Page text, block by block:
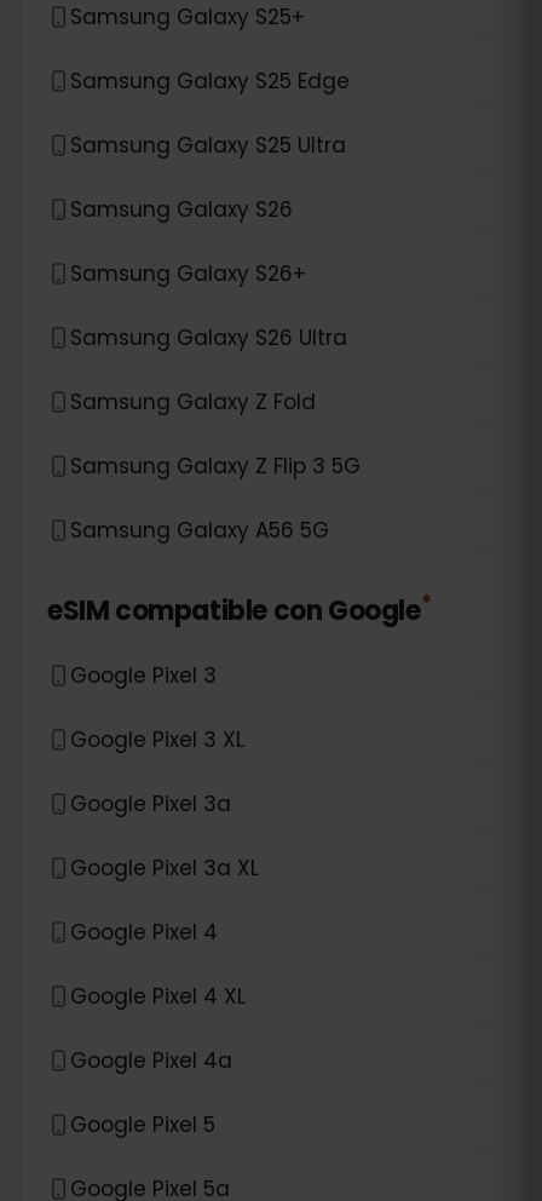
Samsung Galaxy S25+
Samsung Galaxy S25 Edge
Samsung Galaxy S25 Ultra
Samsung Galaxy S26
Samsung Galaxy S26+
Samsung Galaxy S26 Ultra
Samsung Galaxy Z Fold
Samsung Galaxy Z Flip 3 5G
Samsung Galaxy A56 5G
eSIM compatible conGoogle*
Google Pixel 3
Google Pixel 3 XL
Google Pixel 3a
Google Pixel 3a XL
Google Pixel 4
Google Pixel 4 XL
Google Pixel 4a
Google Pixel 5
Google Pixel 5a